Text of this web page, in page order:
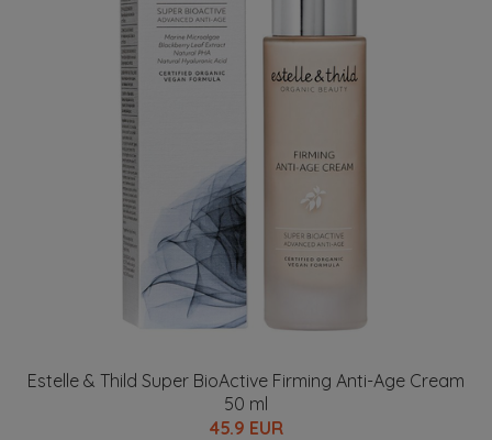
Estelle & Thild Super BioActive Firming Anti-Age Cream
50 ml
45.9 EUR